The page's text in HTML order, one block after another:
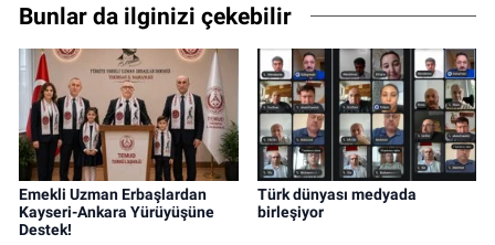
Bunlar da ilginizi çekebilir
Emekli Uzman Erbaşlardan
Kayseri-Ankara Yürüyüşüne
Destek!
Türk dünyası medyada
birleşiyor